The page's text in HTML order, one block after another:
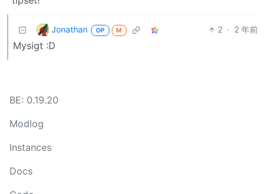
Jonathan OP M 2 · 2 年前
Mysigt :D
BE: 0.19.20
Modlog
Instances
Docs